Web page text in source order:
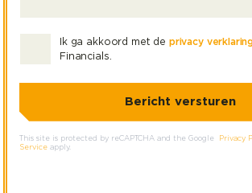
Ik ga akkoord met de privacy
Financials.
This site is protected by reCAPTCHA and the Google Privacy
Service apply.